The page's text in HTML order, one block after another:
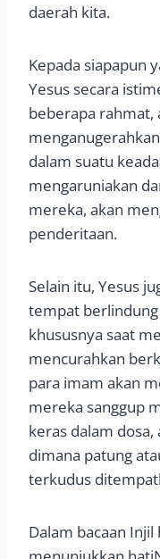
daerah kita.
Kepada siapapun
Yesus secara
beberapa rahmat,
dalam suatu
mengaruniakan
mereka, akan
penderitaan.
Selain itu, Yesus
tempat
khususnya saat
mencurahkan
para imam akan
mereka sanggup
keras dalam
dimana patung
terkudus
Dalam bacaan Injil